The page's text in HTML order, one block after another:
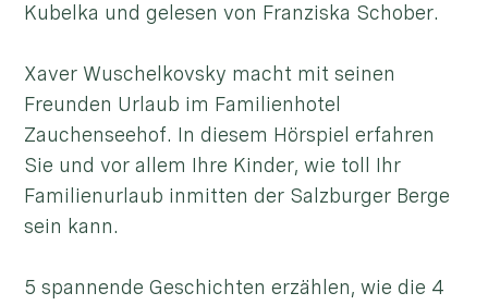
Kubelka und gelesen von Franziska Schober.
Xaver Wuschelkovsky macht mit seinen
Freunden Urlaub im Familienhotel
Zauchenseehof. In diesem Hörspiel erfahren
Sie und vor allem Ihre Kinder, wie toll Ihr
Familienurlaub inmitten der Salzburger Berge
sein kann.
5 spannende Geschichten erzählen, wie die 4